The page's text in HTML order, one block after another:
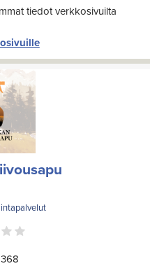
tiedot verkkosivuilta